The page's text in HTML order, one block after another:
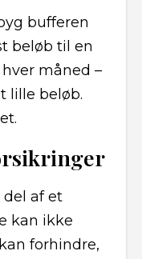
bufferen
beløb til en
måned –
lille beløb.
del af et
kan ikke
forhindre,